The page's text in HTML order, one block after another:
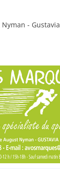
- Gustavia